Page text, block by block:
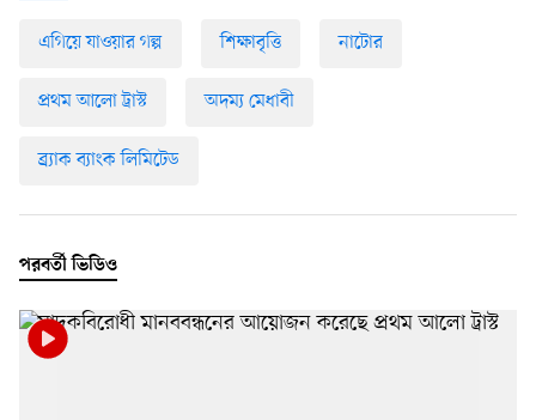
এগিয়ে যাওয়ার গল্প শিক্ষাবৃত্তি নাটোর
প্রথম আলো ট্রাস্ট অদম্য মেধাবী
ব্র্যাক ব্যাংক লিমিটেড
পরবর্তী ভিডিও